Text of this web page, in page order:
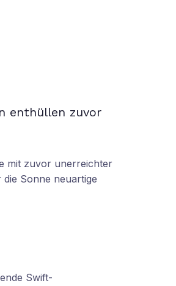
enthüllen zuvor
mit zuvor unerreichter
Sonne neuartige
Swift-